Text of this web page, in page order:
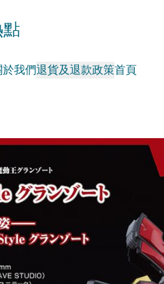
於我們退貨及退款政策首頁